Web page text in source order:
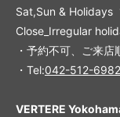
Sat,Sun &
Close_Irregular
・予約不可、ご来店
・Tel:042-512-6982
VERTERE